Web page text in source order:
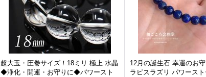
超大玉・圧巻サイズ！18ミリ 極上 水晶
◆浄化・開運・お守りに◆パワースト
12月の誕生石 幸運のお
ラピスラズリ パワース